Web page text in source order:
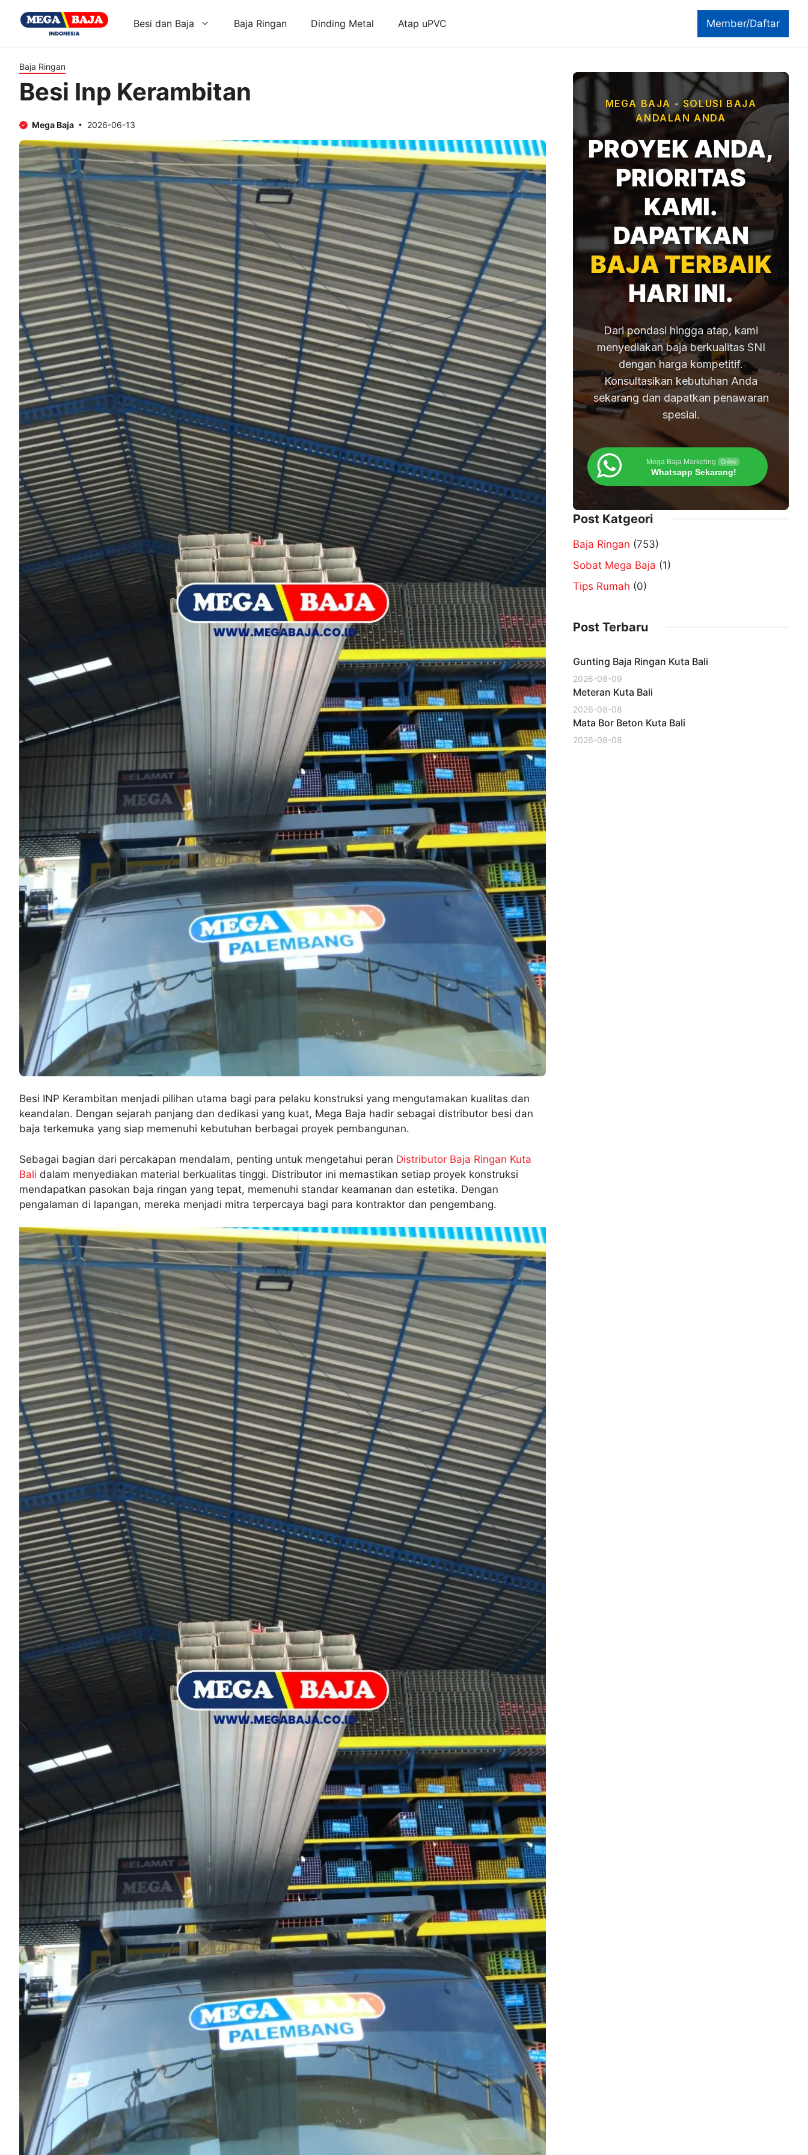
Member/Daftar
Besi dan Baja Baja Ringan Dinding Metal Atap uPVC
Baja Ringan
Besi Inp Kerambitan
Mega Baja 2026-06-13
Besi INP Kerambitan menjadi pilihan utama bagi para pelaku konstruksi yang mengutamakan kualitas dan
keandalan. Dengan sejarah panjang dan dedikasi yang kuat, Mega Baja hadir sebagai distributor besi dan
baja terkemuka yang siap memenuhi kebutuhan berbagai proyek pembangunan.
Sebagai bagian dari percakapan mendalam, penting untuk mengetahui peran Distributor Baja Ringan Kuta
Bali dalam menyediakan material berkualitas tinggi. Distributor ini memastikan setiap proyek konstruksi
mendapatkan pasokan baja ringan yang tepat, memenuhi standar keamanan dan estetika. Dengan
pengalaman di lapangan, mereka menjadi mitra terpercaya bagi para kontraktor dan pengembang.
MEGA BAJA - SOLUSI BAJA
ANDALAN ANDA
PROYEK ANDA,
PRIORITAS
KAMI.
DAPATKAN
BAJA TERBAIK
HARI INI.
Dari pondasi hingga atap, kami
menyediakan baja berkualitas SNI
dengan harga kompetitif.
Konsultasikan kebutuhan Anda
sekarang dan dapatkan penawaran
spesial.
Mega Baja Marketing Online
Whatsapp Sekarang!
Post Katgeori
Baja Ringan (753)
Sobat Mega Baja (1)
Tips Rumah (0)
Post Terbaru
Gunting Baja Ringan Kuta Bali
2026-08-09
Meteran Kuta Bali
2026-08-08
Mata Bor Beton Kuta Bali
2026-08-08